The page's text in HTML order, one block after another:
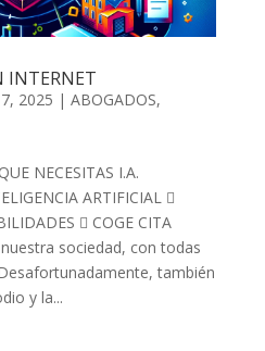
INTERNET
2025 | ABOGADOS,
NECESITAS I.A.
ARTIFICIAL 
 COGE CITA
sociedad, con todas
también
y la...